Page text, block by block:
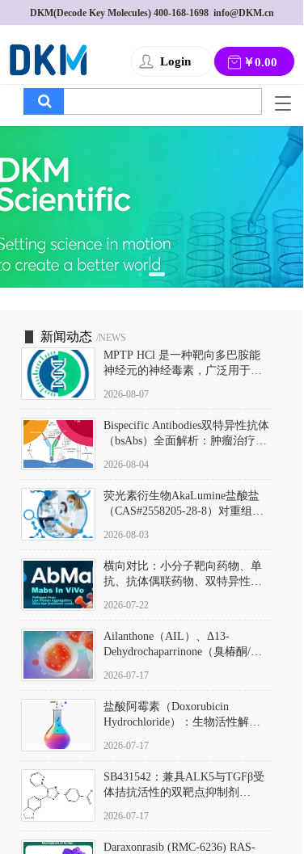
DKM(Decode Key Molecules) 400-168-1698
  info@DKM.cn
Login ￥0.00
T
g
g
l
a
v
i
g
a
新闻动态 /NEWS
MPTP HCl 是一种靶向多巴胺能
神经元的神经毒素，广泛用于构
以盐酸盐形式存在，可触发线粒
体介导的神经元凋亡。其经典应
用即为选择性损毁中脑黑质致密
部多巴胺能神经元，从而可靠模
拟帕金森病的核心病理与行为表
2026-08-07
Bispecific Antibodies双特异性抗体
（bsAbs）全面解析：肿瘤治疗的
2026-08-04
荧光素衍生物AkaLumine盐酸盐
（CAS#2558205-28-8）对重组萤
数（Km）为2.06 μM；其近红外
发光特性赋予优异的组织穿透能
力，大幅增强成像信噪比，从而
实现活体动物模型中极低给药剂
量下的高灵敏度、非侵入式生物
2026-08-03
横向对比：小分子靶向药物、单
抗、抗体偶联药物、双特异性抗
及应用瓶颈
2026-07-22
Ailanthone（AIL）、Δ13-
Dehydrochaparrinone（臭椿酮/臭
DKM货号 D806885
2026-07-17
盐酸阿霉素（Doxorubicin
Hydrochloride）：生物活性解
范
2026-07-17
SB431542：兼具ALK5与TGFβ受
体拮抗活性的双靶点抑制剂
D801067）
2026-07-17
Daraxonrasib (RMC-6236) RAS-